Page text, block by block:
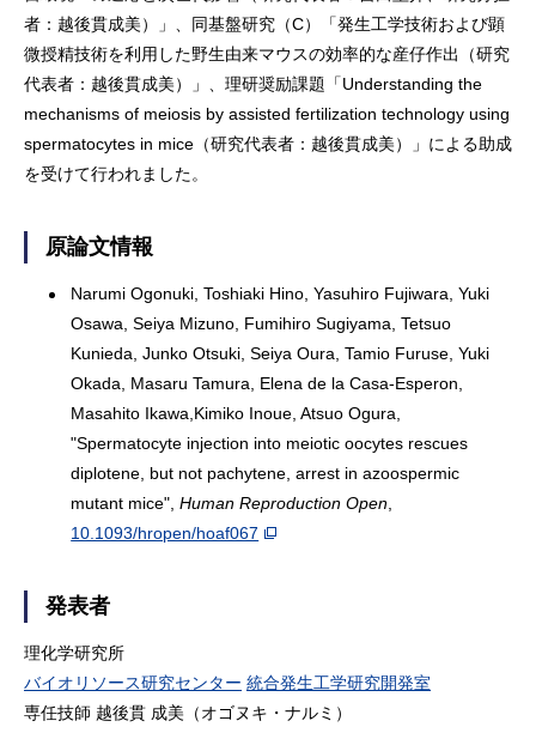
者：越後貫成美）」、同基盤研究（C）「発生工学技術および顕
微授精技術を利用した野生由来マウスの効率的な産仔作出（研究
代表者：越後貫成美）」、理研奨励課題「Understanding the
mechanisms of meiosis by assisted fertilization technology using
spermatocytes in mice（研究代表者：越後貫成美）」による助成
を受けて行われました。
原論文情報
Narumi Ogonuki, Toshiaki Hino, Yasuhiro Fujiwara, Yuki
Osawa, Seiya Mizuno, Fumihiro Sugiyama, Tetsuo
Kunieda, Junko Otsuki, Seiya Oura, Tamio Furuse, Yuki
Okada, Masaru Tamura, Elena de la Casa-Esperon,
Masahito Ikawa,Kimiko Inoue, Atsuo Ogura,
"Spermatocyte injection into meiotic oocytes rescues
diplotene, but not pachytene, arrest in azoospermic
mutant mice",Human Reproduction Open
10.1093/hropen/hoaf067
発表者
理化学研究所
バイオリソース研究センター 統合発生工学研究開発室
専任技師 越後貫 成美（オゴヌキ・ナルミ）